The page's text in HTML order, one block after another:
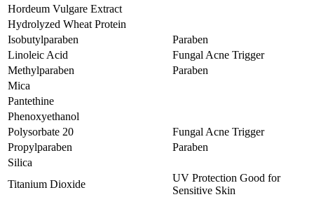
Hordeum Vulgare Extract
Hydrolyzed Wheat Protein
Isobutylparaben
Paraben
Linoleic Acid
Fungal Acne Trigger
Methylparaben
Paraben
Mica
Pantethine
Phenoxyethanol
Polysorbate 20
Fungal Acne Trigger
Propylparaben
Paraben
Silica
Titanium Dioxide
UV Protection Good for
Sensitive Skin